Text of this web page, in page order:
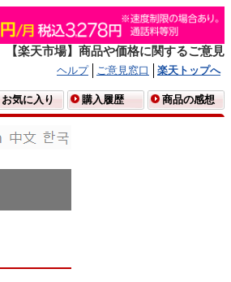
【楽天市場】商品や価格に関するご意見
ヘルプ ご意見窓口
楽天トップへ
お気に入り 購入履歴 商品の感想